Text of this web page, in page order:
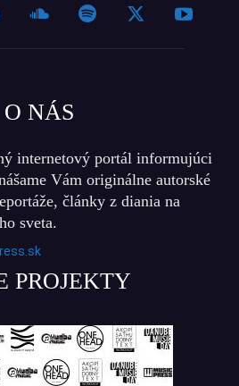
O NÁS
internetový portál informujúci
Vám originálne autorské
články z diania na
sveta.
PROJEKTY